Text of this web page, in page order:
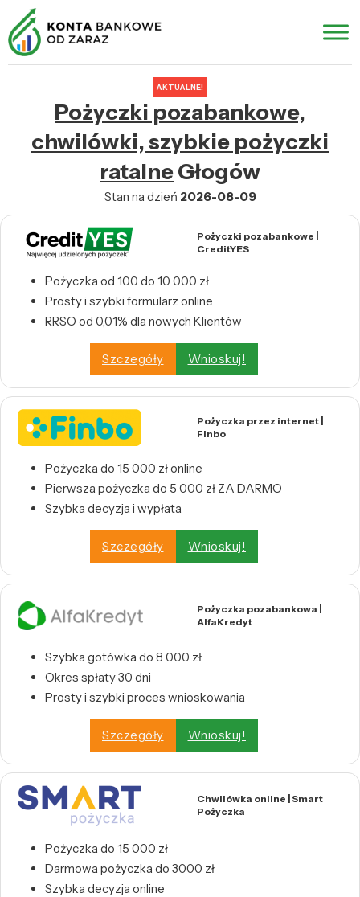
AKTUALNE!
Pożyczki pozabankowe,
chwilówki, szybkie pożyczki
ratalneGłogów
Stan na dzień 2026-08-09
Pożyczki pozabankowe |
CreditYES
Pożyczka od 100 do 10 000 zł
Prosty i szybki formularz online
RRSO od 0,01% dla nowych Klientów
Szczegóły Wnioskuj!
Pożyczka przez internet |
Finbo
Pożyczka do 15 000 zł online
Pierwsza pożyczka do 5 000 zł ZA DARMO
Szybka decyzja i wypłata
Szczegóły Wnioskuj!
Pożyczka pozabankowa |
AlfaKredyt
Szybka gotówka do 8 000 zł
Okres spłaty 30 dni
Prosty i szybki proces wnioskowania
Szczegóły Wnioskuj!
Chwilówka online | Smart
Pożyczka
Pożyczka do 15 000 zł
Darmowa pożyczka do 3000 zł
Szybka decyzja online